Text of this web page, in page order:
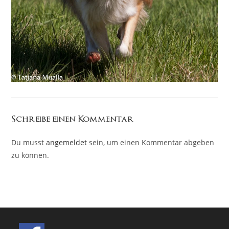
Schreibe einen Kommentar
Du musstangemeldet sein, um einen Kommentar abgeben
zu können.